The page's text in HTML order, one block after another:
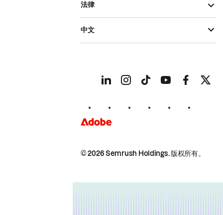
© 2026 Semrush Holdings.版权所有。
法律
中文